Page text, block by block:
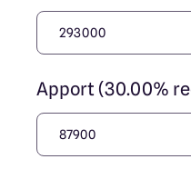
Apport (30.00%